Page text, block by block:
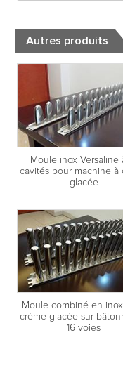
Autres produits
Moule inox Versaline
cavités pour machine à
glacée
Moule combiné en
crème glacée sur
16 voies